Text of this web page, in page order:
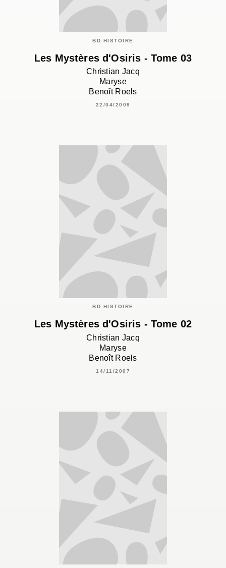
BD HISTOIRE
Les Mystères d'Osiris - Tome 03
Christian Jacq
Maryse
Benoît Roels
22/04/2009
BD HISTOIRE
Les Mystères d'Osiris - Tome 02
Christian Jacq
Maryse
Benoît Roels
14/11/2007